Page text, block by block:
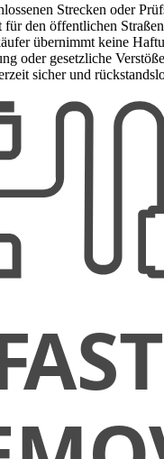
Strecken oder
für den öffentlichen
übernimmt keine
oder gesetzliche
sicher und